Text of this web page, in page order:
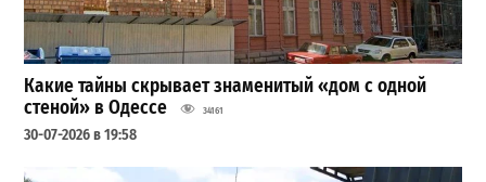
Какие тайны скрывает знаменитый «дом с одной
стеной» в Одессе
34161
30-07-2026 в 19:58